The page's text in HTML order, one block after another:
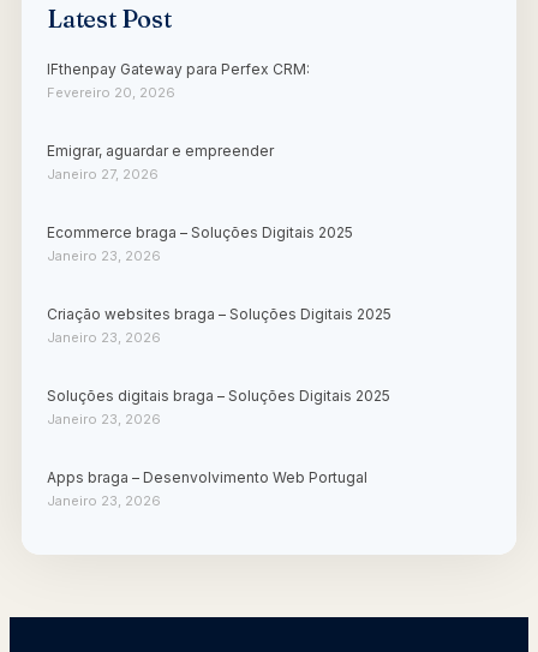
Latest Post
IFthenpay Gateway para Perfex CRM:
Fevereiro 20, 2026
Emigrar, aguardar e empreender
Janeiro 27, 2026
Ecommerce braga – Soluções Digitais 2025
Janeiro 23, 2026
Criação websites braga – Soluções Digitais 2025
Janeiro 23, 2026
Soluções digitais braga – Soluções Digitais 2025
Janeiro 23, 2026
Apps braga – Desenvolvimento Web Portugal
Janeiro 23, 2026